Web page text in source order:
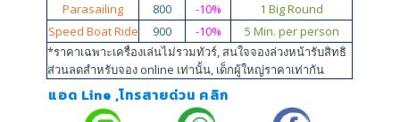
Parasailing
800 -10%
1 Big Round
Speed Boat Ride
900 -10%
5 Min. per person
*ราคาเฉพาะเครื่องเล่นไม่รวมทัวร์, สนใจจองล่วงหน้ารับสิทธิ
ส่วนลดสำหรับจอง online เท่านั้น, เด็กผู้ใหญ่ราคาเท่ากัน
แอด Line ,โทรสายด่วน คลิก